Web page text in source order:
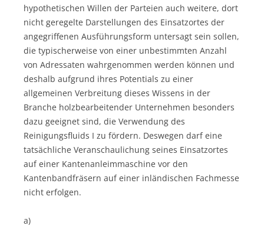
hypothetischen Willen der Parteien auch weitere, dort
nicht geregelte Darstellungen des Einsatzortes der
angegriffenen Ausführungsform untersagt sein sollen,
die typischerweise von einer unbestimmten Anzahl
von Adressaten wahrgenommen werden können und
deshalb aufgrund ihres Potentials zu einer
allgemeinen Verbreitung dieses Wissens in der
Branche holzbearbeitender Unternehmen besonders
dazu geeignet sind, die Verwendung des
Reinigungsfluids I zu fördern. Deswegen darf eine
tatsächliche Veranschaulichung seines Einsatzortes
auf einer Kantenanleimmaschine vor den
Kantenbandfräsern auf einer inländischen Fachmesse
nicht erfolgen.
a)